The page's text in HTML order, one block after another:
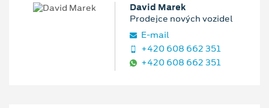
David Marek
Prodejce nových vozidel
E‑mail
+420 608 662 351
+420 608 662 351